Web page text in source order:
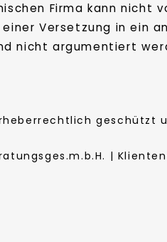
Firma kann nicht
Versetzung in ein
nicht argumentiert
geschützt
|